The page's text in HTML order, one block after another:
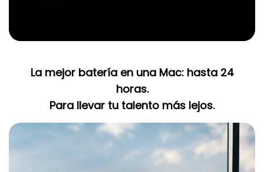
La mejor batería en una Mac: hasta 24
horas.
Para llevar tu talento más lejos.